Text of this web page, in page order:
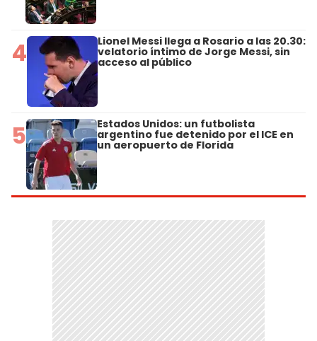
4 Lionel Messi llega a Rosario a las 20.30:
velatorio íntimo de Jorge Messi, sin
acceso al público
5 Estados Unidos: un futbolista
argentino fue detenido por el ICE en
un aeropuerto de Florida